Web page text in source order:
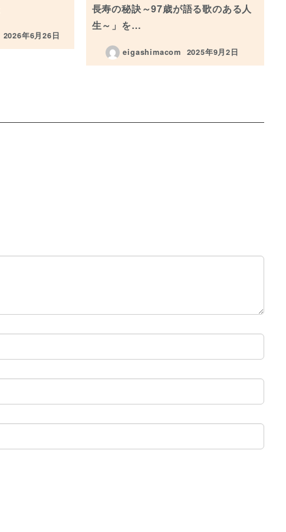
投稿日
2026年6月26日
長寿の秘訣～97歳が語る歌のある人
生～」を…
eigashimacom
投稿日
2025年9月2日